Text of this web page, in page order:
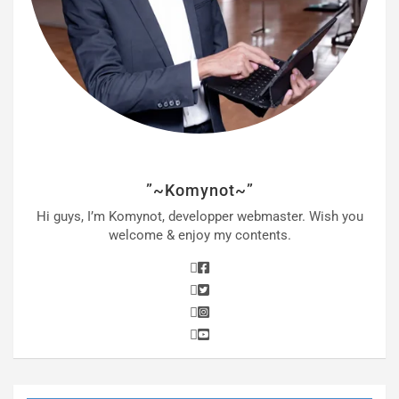
”~Komynot~”
Hi guys, I’m Komynot, developper webmaster. Wish you
welcome & enjoy my contents.